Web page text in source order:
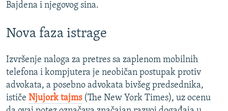
Bajdena i njegovog sina.
Nova faza istrage
Izvršenje naloga za pretres sa zaplenom mobilnih
telefona i kompjutera je neobičan postupak protiv
advokata, a posebno advokata bivšeg predsednika,
ističe Njujork tajms(The New York Times), uz ocenu